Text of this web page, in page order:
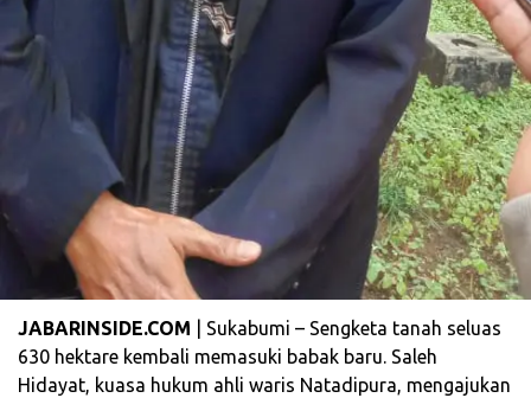
JABARINSIDE.COM | Sukabumi – Sengketa tanah seluas
630 hektare kembali memasuki babak baru. Saleh
Hidayat, kuasa hukum ahli waris Natadipura, mengajukan